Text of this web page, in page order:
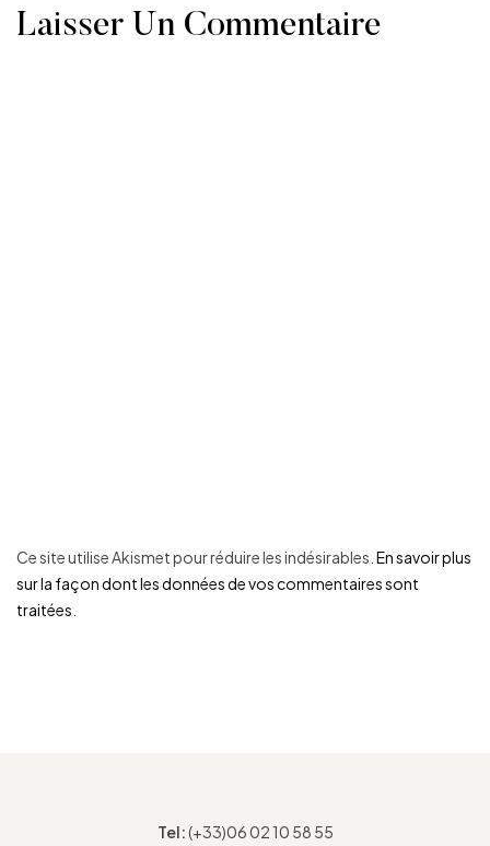
Laisser Un Commentaire
Ce site utilise Akismet pour réduire les indésirables. En savoir plus
sur la façon dont les données de vos commentaires sont
traitées
Tel:(+33)06 02 10 58 55